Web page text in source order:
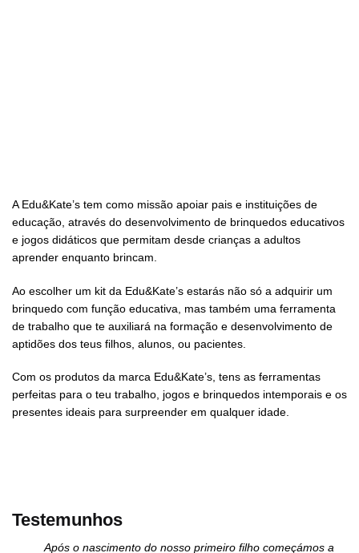
A Edu&Kate’s tem como missão apoiar pais e instituições de
educação, através do desenvolvimento de brinquedos educativos
e jogos didáticos que permitam desde crianças a adultos
aprender enquanto brincam.
Ao escolher um kit da Edu&Kate’s estarás não só a adquirir um
brinquedo com função educativa, mas também uma ferramenta
de trabalho que te auxiliará na formação e desenvolvimento de
aptidões dos teus filhos, alunos, ou pacientes.
Com os produtos da marca Edu&Kate’s, tens as ferramentas
perfeitas para o teu trabalho, jogos e brinquedos intemporais e os
presentes ideais para surpreender em qualquer idade.
Testemunhos
Após o nascimento do nosso primeiro filho começámos a